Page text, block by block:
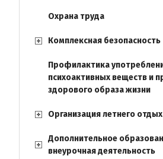
Охрана труда
Комплексная безопасность
Профилактика
психоактивных веществ и
здорового образа жизни
Организация летнего
Дополнительное
внеурочная деятельность